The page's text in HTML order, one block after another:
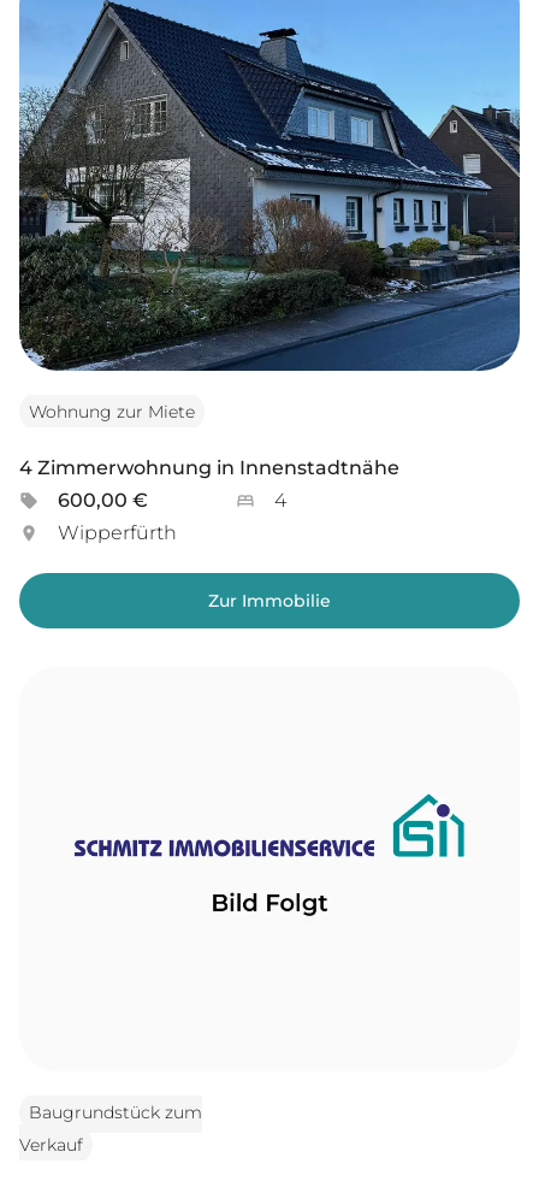
Wohnung zur Miete
4 Zimmerwohnung in Innenstadtnähe
600,00 €
4
Wipperfürth
Zur Immobilie
Baugrundstück zum
Verkauf